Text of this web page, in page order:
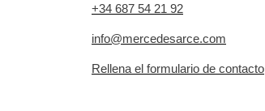
+34 687 54 21 92
info@mercedesarce.com
Rellena el formulario de contacto